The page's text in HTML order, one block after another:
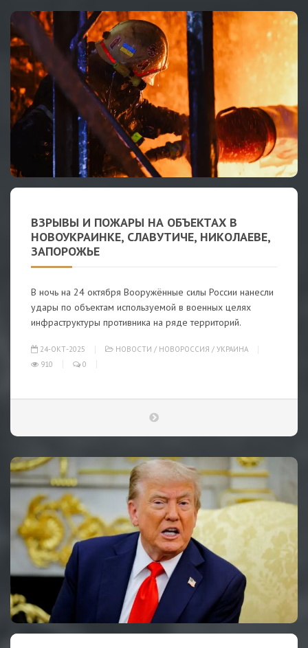
ВЗРЫВЫ И ПОЖАРЫ НА ОБЪЕКТАХ В
НОВОУКРАИНКЕ, СЛАВУТИЧЕ, НИКОЛАЕВЕ,
ЗАПОРОЖЬЕ
В ночь на 24 октября Вооружённые силы России нанесли
удары по объектам используемой в военных целях
инфраструктуры противника на ряде территорий.
24-ОКТ-2025 НОВОСТИ / НОВОРОССИЯ / УКРАИНА
910
0